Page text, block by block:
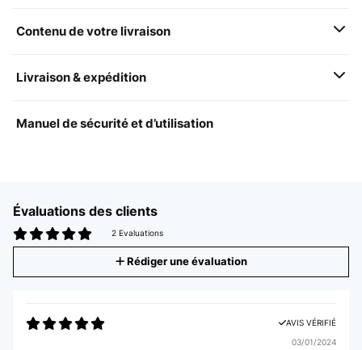
Contenu de votre livraison
Livraison & expédition
Manuel de sécurité et d’utilisation
Évaluations des clients
2 Evaluations
Rédiger une évaluation
AVIS VÉRIFIÉ
03/01/2024